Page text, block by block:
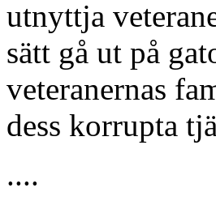
utnyttja
sätt gå ut på
veteranernas
dess korrupta
....